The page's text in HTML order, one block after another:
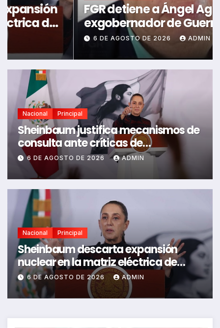
FGR detiene a Ángel Aguirre,
exgobernador de Guerrero por el
caso Ayotzinapa
6 DE AGOSTO DE 2026 ADMIN
Nacional Principal
Sheinbaum justifica mecanismos de
consulta ante críticas de
reguladores y ambientalistas
6 DE AGOSTO DE 2026 ADMIN
Nacional Principal
Sheinbaum descarta expansión
nuclear en la matriz eléctrica de
México
6 DE AGOSTO DE 2026 ADMIN